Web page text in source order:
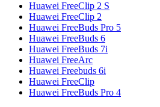
Huawei FreeClip 2 S
Huawei FreeClip 2
Huawei FreeBuds Pro 5
Huawei FreeBuds 6
Huawei FreeBuds 7i
Huawei FreeArc
Huawei Freebuds 6i
Huawei FreeClip
Huawei FreeBuds Pro 4